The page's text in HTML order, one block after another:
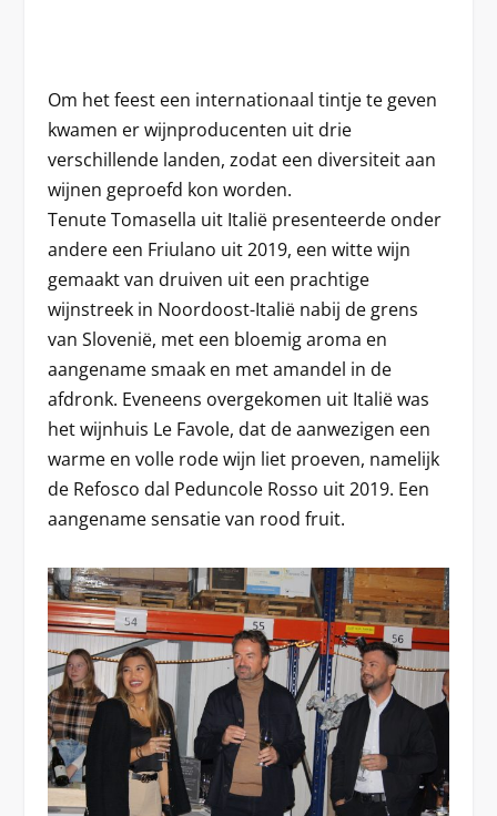
Om het feest een internationaal tintje te geven
kwamen er wijnproducenten uit drie
verschillende landen, zodat een diversiteit aan
wijnen geproefd kon worden.
Tenute Tomasella uit Italië presenteerde onder
andere een Friulano uit 2019, een witte wijn
gemaakt van druiven uit een prachtige
wijnstreek in Noordoost-Italië nabij de grens
van Slovenië, met een bloemig aroma en
aangename smaak en met amandel in de
afdronk. Eveneens overgekomen uit Italië was
het wijnhuis Le Favole, dat de aanwezigen een
warme en volle rode wijn liet proeven, namelijk
de Refosco dal Peduncole Rosso uit 2019. Een
aangename sensatie van rood fruit.